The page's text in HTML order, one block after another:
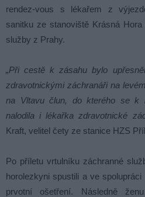
rendez-vous s lékařem z
sanitku ze stanoviště Krásná
služby z Prahy.
„Při cestě k zásahu bylo
zdravotnickými záchranáři na
na Vltavu člun, do kterého se k
nalodila i lékařka zdravotnické
Kraft, velitel čety ze stanice HZS
Po příletu vrtulníku záchranné
horolezkyni spustili a ve
prvotní ošetření. Následně